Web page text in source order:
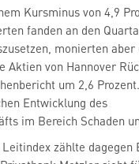
Kursminus von 4,9
fanden an den
monierten aber
Aktien von Hannover
um 2,6
Entwicklung des
im Bereich Schaden
zählte dagegen